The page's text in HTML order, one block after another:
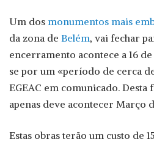
Um dos monumentos mais
da zona de Belém, vai fechar
encerramento acontece a 16
se por um «período de cerca
EGEAC em comunicado.
apenas deve acontecer Março
Estas obras terão um custo de